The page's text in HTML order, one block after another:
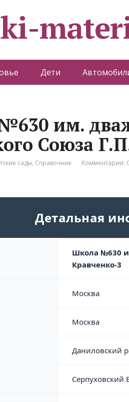
Дети
им.
Союза
сады, Справочник Комментарии:
Детальная
Школа №630
Кравченко-3
Москва
Москва
Даниловский
Серпуховский